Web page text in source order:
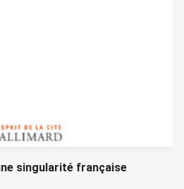
singularité française